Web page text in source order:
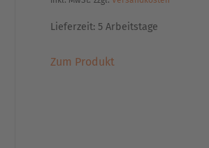
Lieferzeit: 5 Arbeitstage
Zum ProduktProdukt